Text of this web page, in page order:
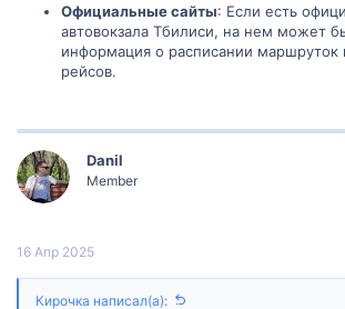
Официальные сайты: Если есть
автовокзала Тбилиси, на нем может
информация о расписании маршруток
рейсов.
Danil
Member
16 Апр 2025
Кирочка написал(а):